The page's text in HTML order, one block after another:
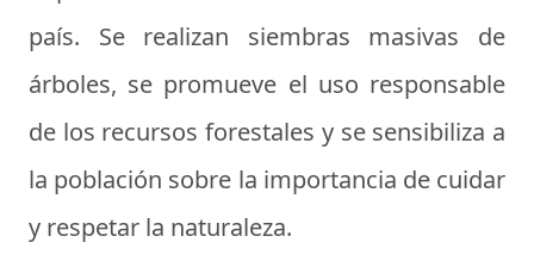
país. Se realizan siembras masivas de
árboles, se promueve el uso responsable
de los recursos forestales y se sensibiliza a
la población sobre la importancia de cuidar
y respetar la naturaleza.